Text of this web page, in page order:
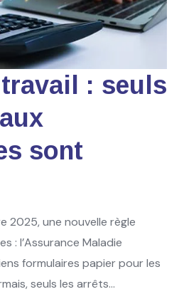
: seuls
sont
2025, une nouvelle règle
: l’Assurance Maladie
formulaires papier pour les
seuls les arrêts...